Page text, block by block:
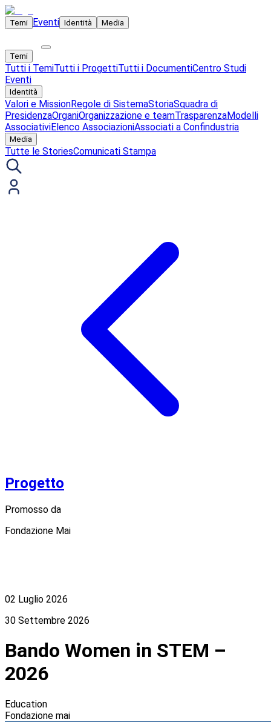
Temi Eventi Identità Media
Temi
Tutti i TemiTutti i ProgettiTutti i DocumentiCentro Studi
Eventi
Identità
Valori e MissionRegole di SistemaStoriaSquadra di
PresidenzaOrganiOrganizzazione e teamTrasparenzaModelli
AssociativiElenco AssociazioniAssociati a Confindustria
Media
Tutte le StoriesComunicati Stampa
Progetto
Promosso da
Fondazione Mai
02 Luglio 2026
30 Settembre 2026
Bando Women in STEM –
2026
Education
Fondazione mai